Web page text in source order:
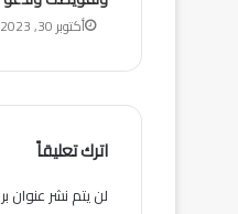
أكتوبر 30, 2023
اترك تعليقاً
لن يتم نشر عنوان